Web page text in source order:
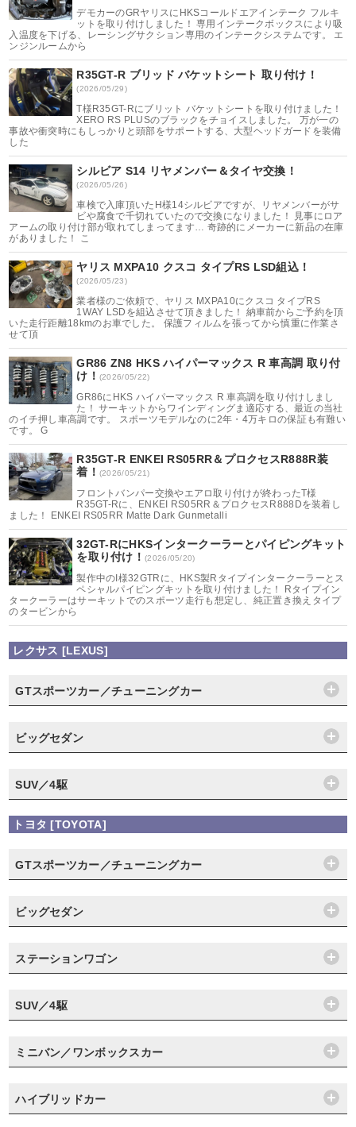
デモカーのGRヤリスにHKSコールドエアインテーク フルキ
ットを取り付けしました！ 専用インテークボックスにより吸
入温度を下げる、レーシングサクション専用のインテークシステムです。 エ
ンジンルームから
R35GT-R ブリッド バケットシート 取り付け！
(2026/05/29)
T様R35GT-Rにブリット バケットシートを取り付けました！
XERO RS PLUSのブラックをチョイスしました。 万が一の
事故や衝突時にもしっかりと頭部をサポートする、大型ヘッドガードを装備
した
シルビア S14 リヤメンバー＆タイヤ交換！
(2026/05/26)
車検で入庫頂いたH様14シルビアですが、リヤメンバーがサ
ビや腐食で千切れていたので交換になりました！ 見事にロア
アームの取り付け部が取れてしまってます… 奇跡的にメーカーに新品の在庫
がありました！ こ
ヤリス MXPA10 クスコ タイプRS LSD組込！
(2026/05/23)
業者様のご依頼で、ヤリス MXPA10にクスコ タイプRS
1WAY LSDを組込させて頂きました！ 納車前からご予約を頂
いた走行距離18kmのお車でした。 保護フィルムを張ってから慎重に作業さ
せて頂
GR86 ZN8 HKS ハイパーマックス R 車高調 取り付
け！ (2026/05/22)
GR86にHKS ハイパーマックス R 車高調を取り付けしまし
た！ サーキットからワインディングま適応する、最近の当社
のイチ押し車高調です。 スポーツモデルなのに2年・4万キロの保証も有難い
です。 G
R35GT-R ENKEI RS05RR＆プロクセスR888R装
着！ (2026/05/21)
フロントバンパー交換やエアロ取り付けが終わったT様
R35GT-Rに、ENKEI RS05RR＆プロクセスR888Dを装着し
ました！ ENKEI RS05RR Matte Dark Gunmetalli
32GT-RにHKSインタークーラーとパイピングキット
を取り付け！(2026/05/20)
製作中のI様32GTRに、HKS製Rタイプインタークーラーとス
ペシャルパイピングキットを取り付けました！ Rタイプイン
タークーラーはサーキットでのスポーツ走行も想定し、純正置き換えタイプ
のタービンから
レクサス [LEXUS]
GTスポーツカー／チューニングカー
ビッグセダン
SUV／4駆
トヨタ [TOYOTA]
GTスポーツカー／チューニングカー
ビッグセダン
ステーションワゴン
SUV／4駆
ミニバン／ワンボックスカー
ハイブリッドカー